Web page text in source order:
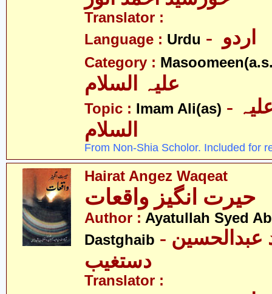
Translator :
Language : Urdu
Category :
Topic : Imam Ali(as) - امام علی علیہ
السلام
From Non-Shia Scholor. Included for
Hairat Angez Waqeat
Author : Ayatullah Syed
Dastghaib - آیت اللہ سیّد عبدالحسین
دستغیب
Translator :